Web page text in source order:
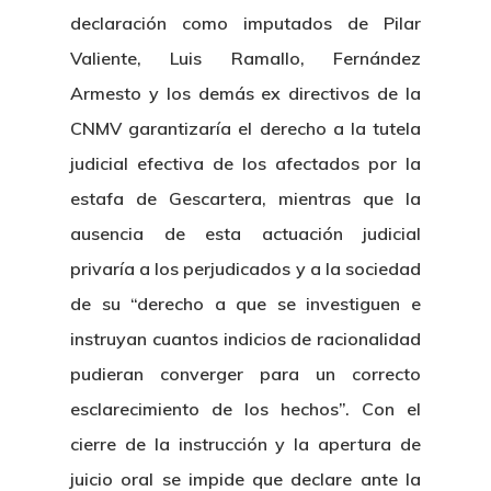
declaración como imputados de Pilar
Valiente, Luis Ramallo, Fernández
Armesto y los demás ex directivos de la
CNMV garantizaría el derecho a la tutela
judicial efectiva de los afectados por la
estafa de Gescartera, mientras que la
ausencia de esta actuación judicial
privaría a los perjudicados y a la sociedad
de su “derecho a que se investiguen e
instruyan cuantos indicios de racionalidad
pudieran converger para un correcto
esclarecimiento de los hechos”. Con el
cierre de la instrucción y la apertura de
juicio oral se impide que declare ante la